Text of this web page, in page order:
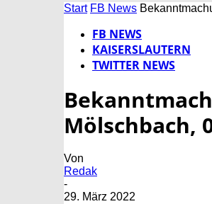
Start FB News
FB NEWS
KAISERSLAUTERN
TWITTER NEWS
Mölschbach,
Von
Redak
-
29. März 2022